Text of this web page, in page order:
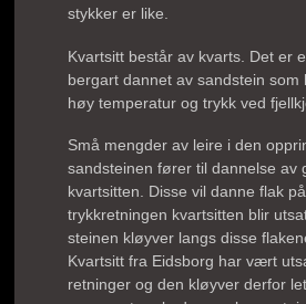
stykker er like.
Kvartsitt består av kvarts. Det er
bergart dannet av sandstein som
høy temperatur og trykk ved
Små mengder av leire i den
sandsteinen fører til dannelse av
kvartsitten. Disse vil danne flak
trykkretningen kvartsitten blir
steinen kløyver langs disse
Kvartsitt fra Eidsborg har vært
retninger og den kløyver derfor